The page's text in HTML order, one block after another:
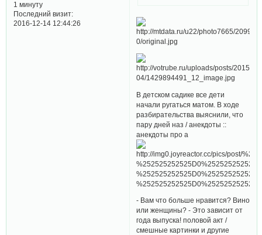
1 минуту
Последний визит:
2016-12-14 12:44:26
В детском садике все дети
начали ругаться матом. В ходе
разбирательства выяснили, что
пару дней наз / анекдоты ::
анекдоты про а
- Вам что больше нравится? Вино
или женщины? - Это зависит от
года выпуска! половой акт /
смешные картинки и другие